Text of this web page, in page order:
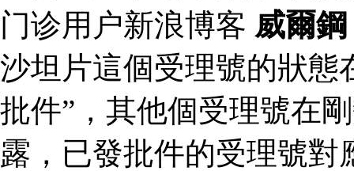
门诊用户新浪博客 威爾鋼
沙坦片這個受理號的狀態
批件”，其他個受理號在
露，已發批件的受理號對